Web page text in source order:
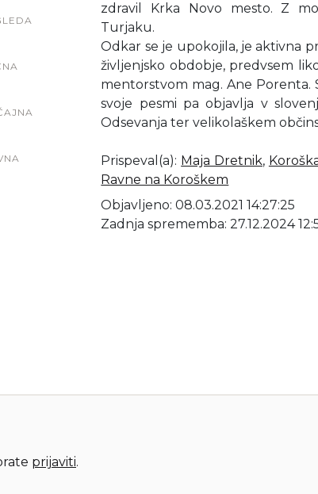
zdravil Krka Novo mesto. Z
Turjaku.
Odkar se je upokojila, je aktivna
življenjsko obdobje, predvsem
mentorstvom mag. Ane Porenta.
svoje pesmi pa objavlja v
Odsevanja ter velikolaškem
Prispeval(a): Maja Dretnik,
Ravne na Koroškem
Objavljeno: 08.03.2021 14:27:25
Zadnja sprememba: 27.12.2024
prijaviti.